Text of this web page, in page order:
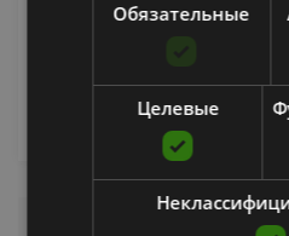
33.08€
Обязательные
Целевые